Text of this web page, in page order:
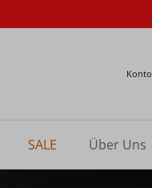
Konto
SALE Über Uns